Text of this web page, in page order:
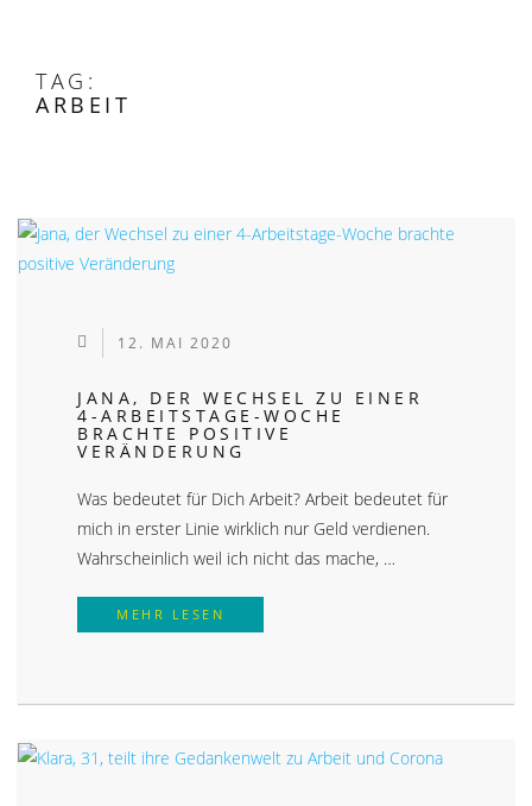
TAG:
ARBEIT
12. MAI 2020
JANA, DER WECHSEL ZU EINER
4-ARBEITSTAGE-WOCHE
BRACHTE POSITIVE
VERÄNDERUNG
Was bedeutet für Dich Arbeit? Arbeit bedeutet für
mich in erster Linie wirklich nur Geld verdienen.
Wahrscheinlich weil ich nicht das mache, …
MEHR LESEN